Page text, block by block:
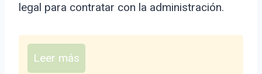
legal para contratar con la administración.
Leer más